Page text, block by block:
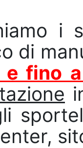
i
di
e fino